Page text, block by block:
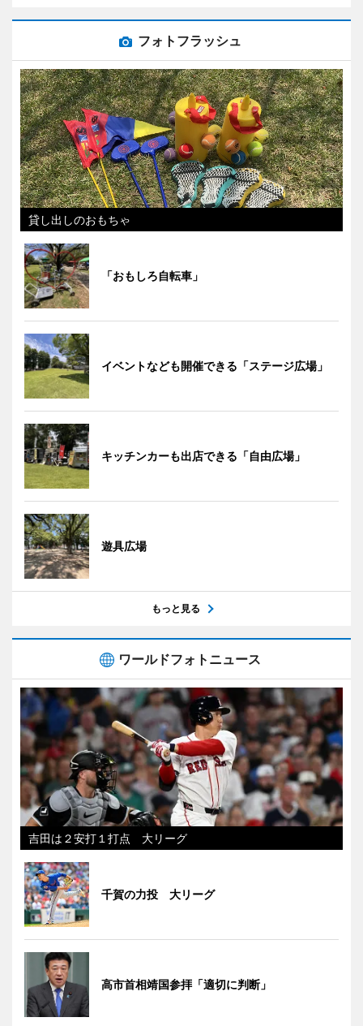
フォトフラッシュ
貸し出しのおもちゃ
「おもしろ自転車」
イベントなども開催できる「ステージ広場」
キッチンカーも出店できる「自由広場」
遊具広場
もっと見る
ワールドフォトニュース
吉田は２安打１打点 大リーグ
千賀の力投 大リーグ
高市首相靖国参拝「適切に判断」